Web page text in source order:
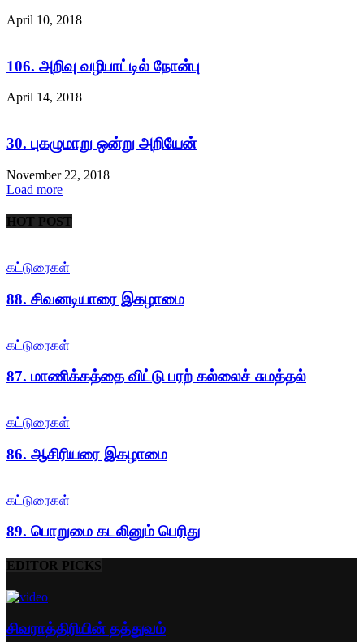
April 10, 2018
106. அறிவு வழிபாட்டில் நோன்பு
April 14, 2018
30. புகழுமாறு ஒன்று அறியேன்
November 22, 2018
Load more
HOT POST
கட்டுரைகள்
88. சிவனடியாரை இகழாமை
கட்டுரைகள்
87. மாணிக்கத்தை விட்டு பரற் கல்லைச் சுமத்தல்
கட்டுரைகள்
86. ஆசிரியரை இகழாமை
கட்டுரைகள்
89. பொறுமை கடலினும் பெரிது
EDITOR PICKS
சிவராத்திரியின் தத்துவம்